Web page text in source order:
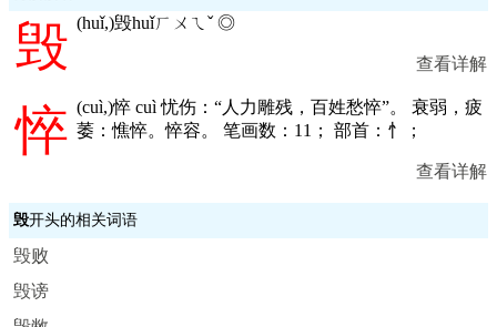
毁 (huǐ,)毁huǐㄏㄨㄟˇ ◎
查看详解
悴 (cuì,)悴 cuì 忧伤：“人力雕残，百姓愁悴”。 衰弱，疲
萎：憔悴。悴容。 笔画数：11； 部首：忄；
查看详解
毁开头的相关词语
毁败
毁谤